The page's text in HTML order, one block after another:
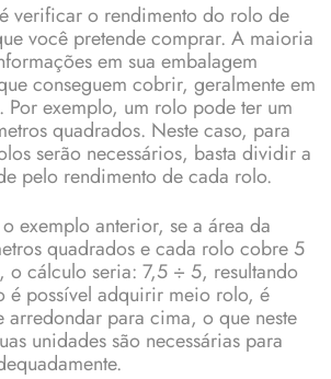
verificar o rendimento do rolo de
você pretende comprar. A maioria
em sua embalagem
conseguem cobrir, geralmente em
Por exemplo, um rolo pode ter um
quadrados. Neste caso, para
serão necessários, basta dividir a
pelo rendimento de cada rolo.
exemplo anterior, se a área da
quadrados e cada rolo cobre 5
o cálculo seria: 7,5 ÷ 5, resultando
é possível adquirir meio rolo, é
arredondar para cima, o que neste
unidades são necessárias para